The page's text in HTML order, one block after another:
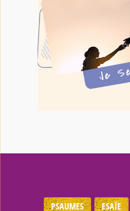
PSAUMES ESAÏE